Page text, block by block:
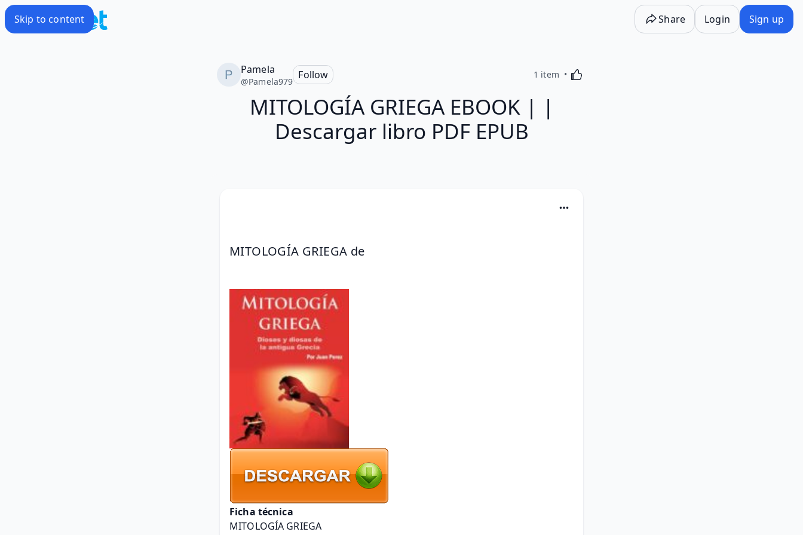
Skip to content Share Login Sign up
Pamela
@Pamela979
Follow 1 item Activating this element will cause content on the
MITOLOGÍA GRIEGA EBOOK | |
Descargar libro PDF EPUB
MITOLOGÍA GRIEGA de
Ficha técnica
MITOLOGÍA GRIEGA